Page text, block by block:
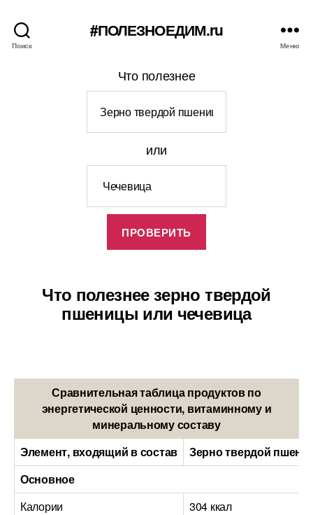
Поиск
#ПОЛЕЗНОЕДИМ.ru
Меню
Что полезнее
или
Что полезнее зерно твердой
пшеницы или чечевица
Сравнительная таблица продуктов по
энергетической ценности, витаминному и
минеральному составу
Элемент, входящий в состав
Зерно твердой
Основное
Калории
304 ккал